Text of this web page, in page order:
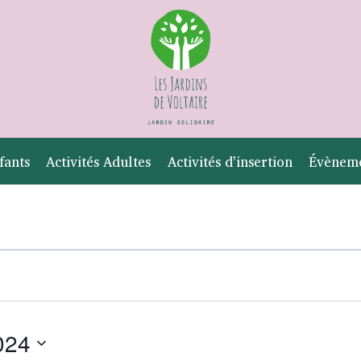
Activités Adultes Activités d’insertion